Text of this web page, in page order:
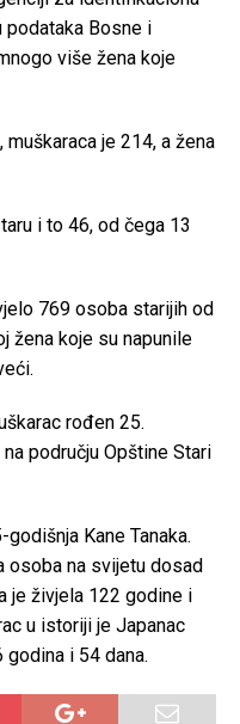
podataka Bosne i
više žena koje
je 214, a žena
i to 46, od čega 13
769 osoba starijih od
žena koje su napunile
rođen 25.
području Opštine Stari
Kane Tanaka.
osoba na svijetu dosad
je živjela 122 godine i
u istoriji je Japanac
i 54 dana.